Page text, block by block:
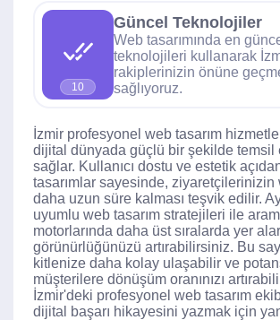
10
Güncel Teknolojiler
Web tasarımında en
teknolojileri kullanarak
rakiplerinizin önüne
sağlıyoruz.
İzmir profesyonel web tasarım
dijital dünyada güçlü bir şekilde temsil
sağlar. Kullanıcı dostu ve estetik
tasarımlar sayesinde,
daha uzun süre kalması teşvik edilir.
uyumlu web tasarım stratejileri ile
motorlarında daha üst sıralarda yer
görünürlüğünüzü artırabilirsiniz. Bu
kitlenize daha kolay ulaşabilir ve
müşterilere dönüşüm oranınızı
İzmir'deki profesyonel web tasarım
dijital başarı hikayesini yazmak için